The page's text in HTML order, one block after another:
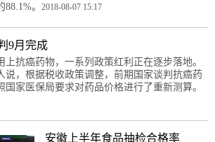
。 2018-08-07 15:17
9月完成
上抗癌药物，一系列政策红利正在逐步落地。
说，根据税收政策调整，前期国家谈判抗癌药
国家医保局要求对药品价格进行了重新测算。
安徽上半年食品抽检合格率